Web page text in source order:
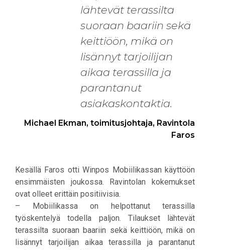
lähtevät terassilta
suoraan baariin sekä
keittiöön, mikä on
lisännyt tarjoilijan
aikaa terassilla ja
parantanut
asiakaskontaktia.
Michael Ekman, toimitusjohtaja, Ravintola
Faros
Kesällä Faros otti Winpos Mobiilikassan käyttöön
ensimmäisten joukossa. Ravintolan kokemukset
ovat olleet erittäin positiivisia.
– Mobiilikassa on helpottanut terassilla
työskentelyä todella paljon. Tilaukset lähtevät
terassilta suoraan baariin sekä keittiöön, mikä on
lisännyt tarjoilijan aikaa terassilla ja parantanut